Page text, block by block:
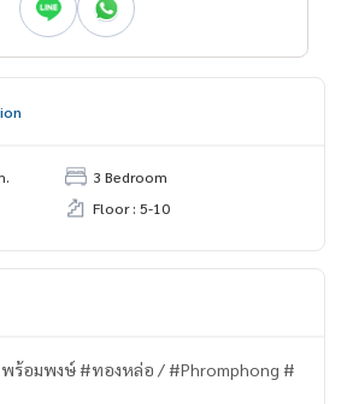
3 Bedroom
Floor : 5-10
#พร้อมพงษ์ #ทองหล่อ / #Phromphong #